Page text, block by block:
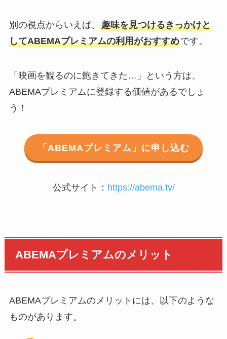
別の視点からいえば、 趣味を見つけるきっかけと
してABEMAプレミアムの利用がおすすめです。
「映画を観るのに飽きてきた…」という方は、
ABEMAプレミアムに登録する価値があるでしょ
う！
「ABEMAプレミアム」に申し込む
公式サイト： https://abema.tv/
ABEMAプレミアムのメリット
ABEMAプレミアムのメリットには、以下のような
ものがあります。